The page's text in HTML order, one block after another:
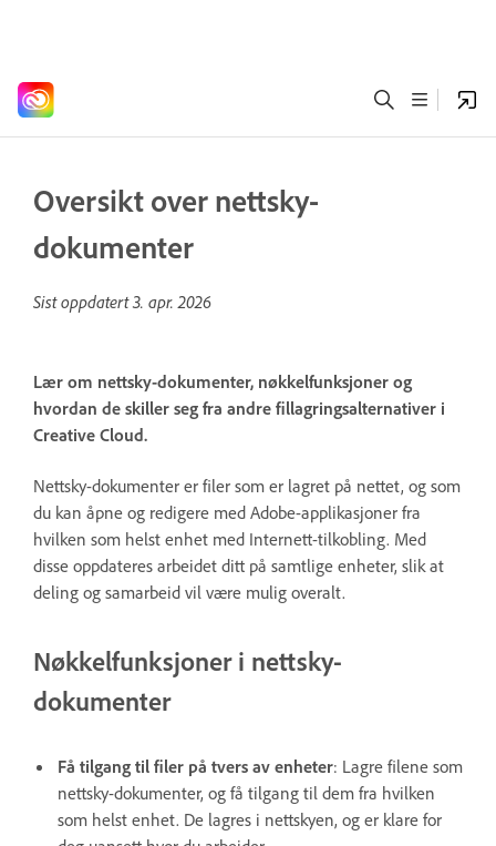
Oversikt over nettsky-
dokumenter
Sist oppdatert3. apr. 2026
Lær om nettsky-dokumenter, nøkkelfunksjoner og
hvordan de skiller seg fra andre fillagringsalternativer i
Creative Cloud.
Nettsky-dokumenter er filer som er lagret på nettet, og som
du kan åpne og redigere med Adobe-applikasjoner fra
hvilken som helst enhet med Internett-tilkobling. Med
disse oppdateres arbeidet ditt på samtlige enheter, slik at
deling og samarbeid vil være mulig overalt.
Nøkkelfunksjoner i nettsky-
dokumenter
Få tilgang til filer på tvers av enheter: Lagre filene som
nettsky-dokumenter, og få tilgang til dem fra hvilken
som helst enhet. De lagres i nettskyen, og er klare for